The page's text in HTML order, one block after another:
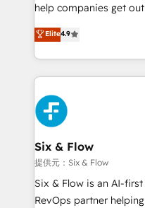
partners who will
business, processes and systems 🏢
working with mid-
organisations, global
complex use cases 🏆 CRM Implementation,
Platform Enablement,
Onboarding Accredited 🔐 ISO27001 & ISO9001
Certified
help companies get
process-oriented
Marketing, Sales,
so selling and actually
feels easy and pain-free. We are a top
HubSpot Elite Partner,
and Customer First
Reviews and 4.9/5 rating in
helps the following
improvement &
commercialization, real
SaaS, Software Dev &
Elite4.9
Six & Flow
提供元：Six & Flow
Six & Flow is an AI-
RevOps partner